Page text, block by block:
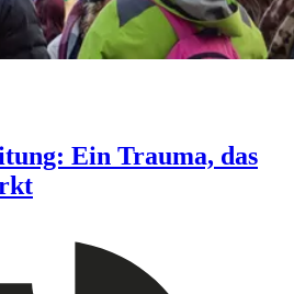
Ein Trauma, das